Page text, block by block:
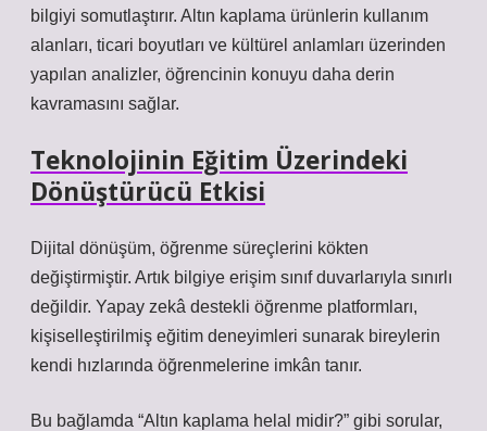
bilgiyi somutlaştırır. Altın kaplama ürünlerin kullanım
alanları, ticari boyutları ve kültürel anlamları üzerinden
yapılan analizler, öğrencinin konuyu daha derin
kavramasını sağlar.
Teknolojinin Eğitim Üzerindeki
Dönüştürücü Etkisi
Dijital dönüşüm, öğrenme süreçlerini kökten
değiştirmiştir. Artık bilgiye erişim sınıf duvarlarıyla sınırlı
değildir. Yapay zekâ destekli öğrenme platformları,
kişiselleştirilmiş eğitim deneyimleri sunarak bireylerin
kendi hızlarında öğrenmelerine imkân tanır.
Bu bağlamda “Altın kaplama helal midir?” gibi sorular,